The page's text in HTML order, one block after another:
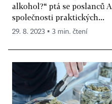
alkohol?“ ptá se poslanců
společnosti praktických...
29. 8. 2023 ▪ 3 min. čtení